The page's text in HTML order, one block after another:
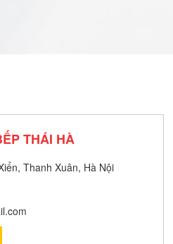
THÁI HÀ
Thanh Xuân, Hà Nội